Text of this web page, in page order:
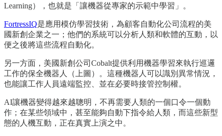
Learning），也就是「讓機器從專家的示範中學習」。
FortressIQ是應用模仿學習技術，為顧客自動化公司流程的美
國新創企業之一；他們的系統可以分析人類和軟體的互動，以
便之後將這些流程自動化。
另一方面，美國新創公司Cobalt提供利用機器學習來執行巡邏
工作的保全機器人（上圖）。這種機器人可以識別異常情況，
也能讓工作人員遠端監控、並在必要時接管控制權。
AI讓機器變得越來越聰明，不再需要人類的一個口令一個動
作；在某些領域中，甚至能夠自動下指令給人類，而這些新型
態的人機互動，正在真實上演之中。